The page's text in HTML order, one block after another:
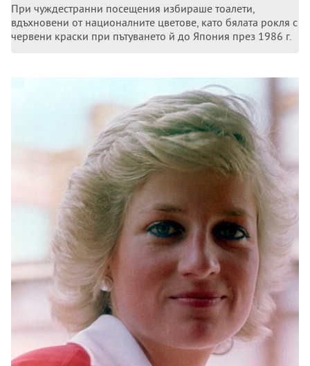
При чуждестранни посещения избираше тоалети,
вдъхновени от националните цветове, като бялата рокля с
червени краски при пътуването й до Япония през 1986 г.